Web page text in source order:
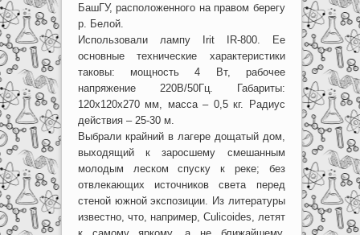
БашГУ, расположенного на правом берегу
р. Белой.
Использовали лампу Irit IR-800. Ее
основные технические характеристики
таковы: мощность 4 Вт, рабочее
напряжение 220В/50Гц. Габариты:
120x120x270 мм, масса – 0,5 кг. Радиус
действия – 25-30 м.
Выбрали крайний в лагере дощатый дом,
выходящий к заросшему смешанным
молодым леском спуску к реке; без
отвлекающих источников света перед
стеной южной экспозиции. Из литературы
известно, что, например, Culicoides, летят